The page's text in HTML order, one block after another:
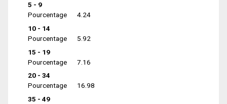
5 - 9
Pourcentage
4.24
10 - 14
Pourcentage
5.92
15 - 19
Pourcentage
7.16
20 - 34
Pourcentage
16.98
35 - 49